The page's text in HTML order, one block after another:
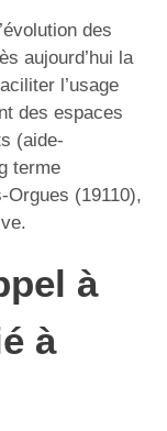
des
aujourd’hui la
l’usage
des espaces
(aide-
terme
Orgues (19110),
à
à